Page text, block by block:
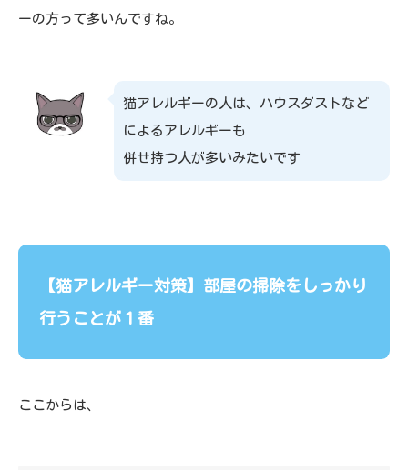
ーの方って多いんですね。
猫アレルギーの人は、ハウスダストなど
によるアレルギーも
併せ持つ人が多いみたいです
【猫アレルギー対策】部屋の掃除をしっかり
行うことが１番
ここからは、